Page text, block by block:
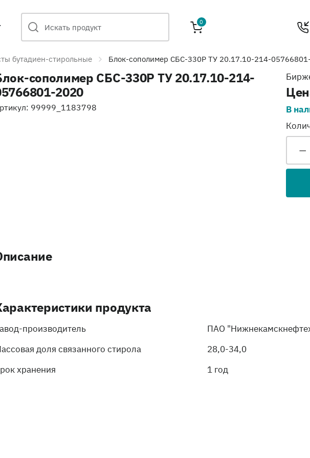
0
бутадиен-стирольные Блок-сополимер СБС-330Р ТУ 20.17.10-214-
сополимер СБС-330Р ТУ 20.17.10-214-
2020
99999_1183798
В
продукта
производитель
ПАО
доля связанного стирола
28,0-34,0
хранения
1 год